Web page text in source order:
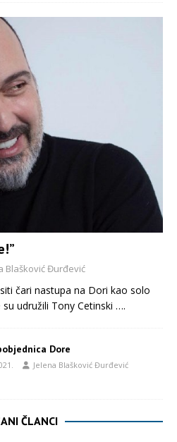
Blašković Đurđević
čari nastupa na Dori kao solo
udružili Tony Cetinski ….
Dore
Jelena Blašković Đurđević
ČLANCI